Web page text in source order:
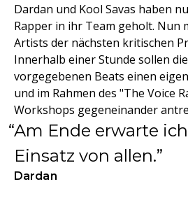
Dardan und Kool Savas haben
Rapper in ihr Team geholt. Nun
Artists der nächsten kritischen
Innerhalb einer Stunde sollen
vorgegebenen Beats einen
und im Rahmen des "The Voice
Workshops gegeneinander
Am Ende erwarte
Einsatz von allen.
Dardan